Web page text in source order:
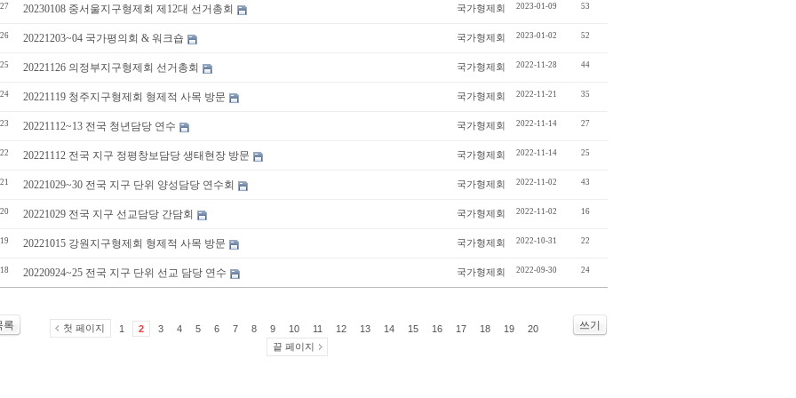
20230108 중서울지구형제회 제12대 선거총회 국가형제회 2023-01-09 53
20221203~04 국가평의회 & 워크숍 국가형제회 2023-01-02 52
20221126 의정부지구형제회 선거총회 국가형제회 2022-11-28 44
20221119 청주지구형제회 형제적 사목 방문 국가형제회 2022-11-21 35
20221112~13 전국 청년담당 연수 국가형제회 2022-11-14 27
20221112 전국 지구 정평창보담당 생태현장 방문 국가형제회 2022-11-14 25
20221029~30 전국 지구 단위 양성담당 연수회 국가형제회 2022-11-02 43
20221029 전국 지구 선교담당 간담회 국가형제회 2022-11-02 16
20221015 강원지구형제회 형제적 사목 방문 국가형제회 2022-10-31 22
20220924~25 전국 지구 단위 선교 담당 연수 국가형제회 2022-09-30 24
록 쓰기
첫 페이지 1 2 3 4 5 6 7 8 9 10 11 12 13 14 15 16 17 18 19
20
끝 페이지